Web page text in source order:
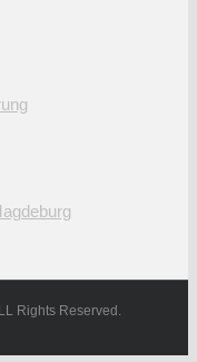
Rights Reserved.